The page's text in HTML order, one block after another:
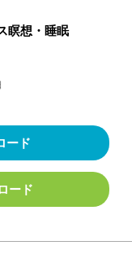
瞑想・睡眠
ード
ード